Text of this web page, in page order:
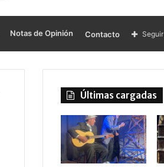
Notas de Opinión Contacto Seguir
Últimas cargadas